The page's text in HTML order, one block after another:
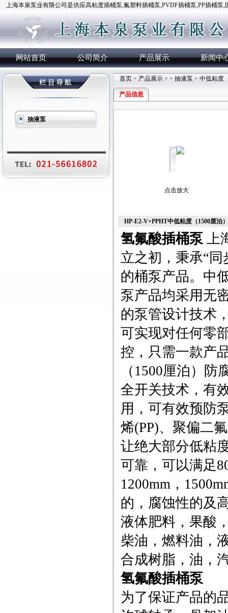
上海本泉泵业有限公司是供应高粘度插桶泵,氟塑料插桶泵,PVDF插桶泵,PP插桶泵
网站首页 公司简介 产品展示 新闻中
抽液泵
首页 > 产品展示 > > 抽液泵 > 中低粘度
产品信息
点击放大
HP-E2-V+PPHT中低粘度（1500厘泊
氢氟酸插桶泵 上
立之初，秉承“
的桶泵产品。中
泵产品均采用无
的泵管设计技术
可实现对任何零
控，只需一款产
（1500厘泊）
全开关技术，有
用，可有效预防
烯(PP)、聚偏二
让绝大部分低粘
可靠，可以满足
1200mm，
的，腐蚀性的及
液体肥料，果酸
柴油，燃料油，
合成树脂，油，
氢氟酸插桶泵
为了保证产品的